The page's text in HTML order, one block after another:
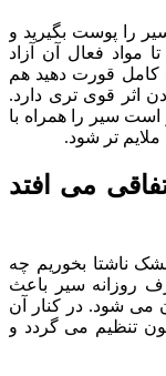
را پوست بگیرید و
مواد فعال آن آزاد
کامل قورت دهید هم
اثر قوی تری دارد.
سیر را همراه با
تر شود.
می افتد
ناشتا بخوریم چه
روزانه سیر باعث
می شود. در کنار آن
تنظیم می گردد و